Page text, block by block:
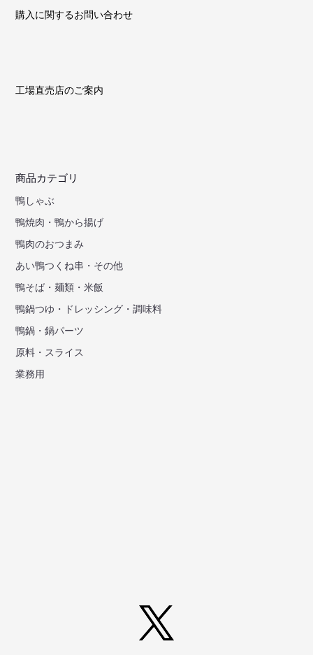
購入に関するお問い合わせ
工場直売店のご案内
商品カテゴリ
鴨しゃぶ
鴨焼肉・鴨から揚げ
鴨肉のおつまみ
あい鴨つくね串・その他
鴨そば・麺類・米飯
鴨鍋つゆ・ドレッシング・調味料
鴨鍋・鍋パーツ
原料・スライス
業務用